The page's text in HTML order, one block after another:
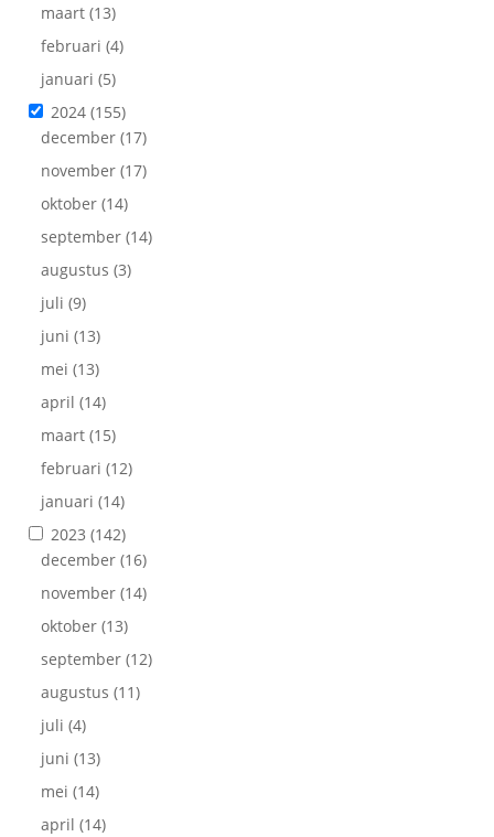
maart (13)
februari (4)
januari (5)
2024 (155)
december (17)
november (17)
oktober (14)
september (14)
augustus (3)
juli (9)
juni (13)
mei (13)
april (14)
maart (15)
februari (12)
januari (14)
2023 (142)
december (16)
november (14)
oktober (13)
september (12)
augustus (11)
juli (4)
juni (13)
mei (14)
april (14)